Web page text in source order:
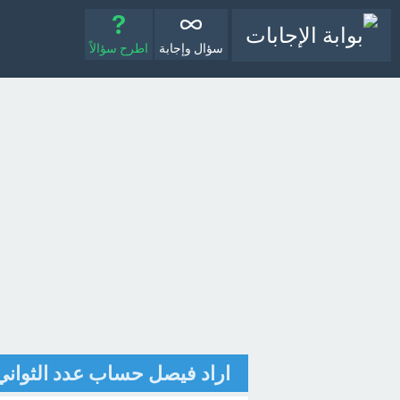
سؤال وإجابة اطرح سؤالاً
اراد فيصل حساب عدد